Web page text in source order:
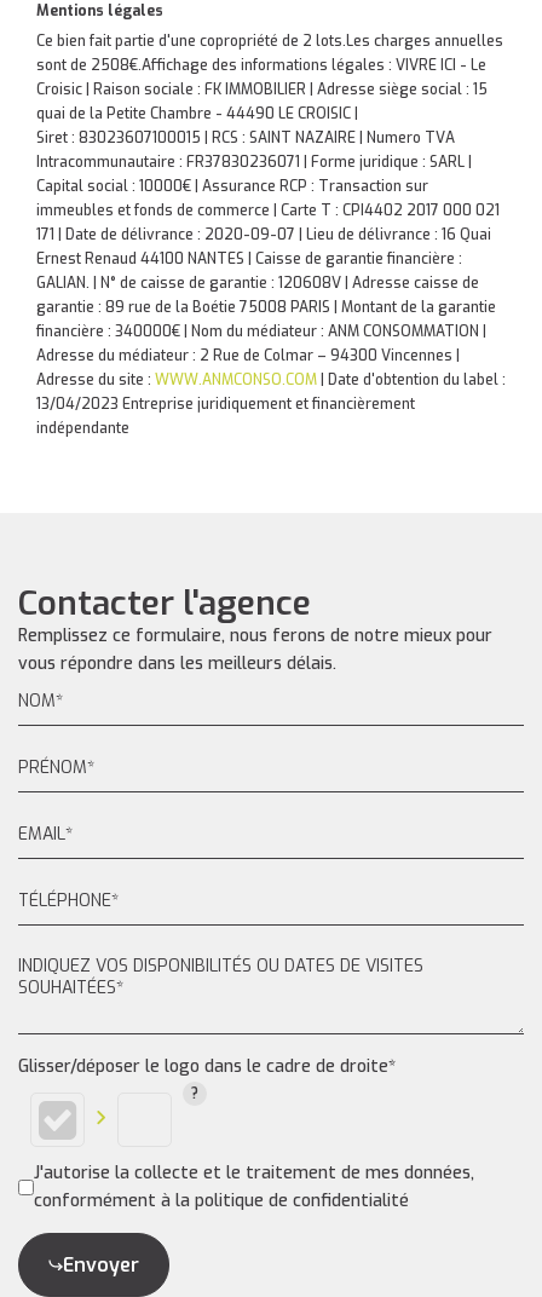
Mentions légales
Ce bien fait partie d'une copropriété de 2 lots.Les charges annuelles
sont de 2508€.Affichage des informations légales : VIVRE ICI - Le
Croisic | Raison sociale : FK IMMOBILIER | Adresse siège social : 15
quai de la Petite Chambre - 44490 LE CROISIC |
Siret : 83023607100015 | RCS : SAINT NAZAIRE | Numero TVA
Intracommunautaire : FR37830236071 | Forme juridique : SARL |
Capital social : 10000€ | Assurance RCP : Transaction sur
immeubles et fonds de commerce | Carte T : CPI4402 2017 000 021
171 | Date de délivrance : 2020-09-07 | Lieu de délivrance : 16 Quai
Ernest Renaud 44100 NANTES | Caisse de garantie financière :
GALIAN. | N° de caisse de garantie : 120608V | Adresse caisse de
garantie : 89 rue de la Boétie 75008 PARIS | Montant de la garantie
financière : 340000€ | Nom du médiateur : ANM CONSOMMATION |
Adresse du médiateur : 2 Rue de Colmar – 94300 Vincennes |
Adresse du site : WWW.ANMCONSO.COM | Date d'obtention du label :
13/04/2023 Entreprise juridiquement et financièrement
indépendante
Contacter l'agence
Remplissez ce formulaire, nous ferons de notre mieux pour
vous répondre dans les meilleurs délais.
Glisser/déposer le logo dans le cadre de droite*
J'autorise la collecte et le traitement de mes données,
conformément à la politique de confidentialité
Envoyer